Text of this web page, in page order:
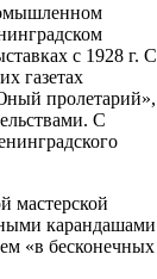
с 1928 г. С
газетах
пролетарий»,
С
мастерской
карандашами
«в бесконечных